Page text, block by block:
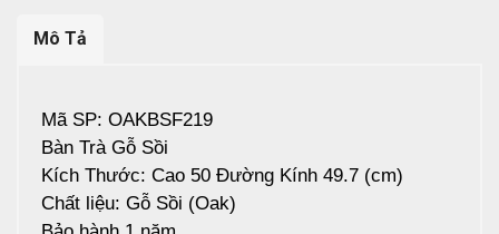
Mô Tả
Mã SP: OAKBSF219
Bàn Trà Gỗ Sồi
Kích Thước: Cao 50 Đường Kính 49.7 (cm)
Chất liệu: Gỗ Sồi (Oak)